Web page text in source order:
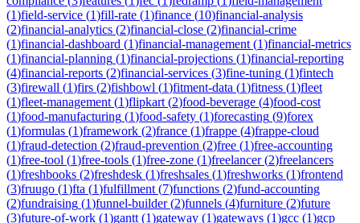
(1)field-service (1)fill-rate (1)finance (10)financial-analysis
(2)financial-analytics (2)financial-close (2)financial-crime
(1)financial-dashboard (1)financial-management (1)financial-metrics
(1)financial-planning (1)financial-projections (1)financial-reporting
(4)financial-reports (2)financial-services (3)fine-tuning (1)fintech
(3)firewall (1)firs (2)fishbowl (1)fitment-data (1)fitness (1)fleet
(1)fleet-management (1)flipkart (2)food-beverage (4)food-cost
(1)food-manufacturing (1)food-safety (1)forecasting (9)forex
(1)formulas (1)framework (2)france (1)frappe (4)frappe-cloud
(1)fraud-detection (2)fraud-prevention (2)free (1)free-accounting
(1)free-tool (1)free-tools (1)free-zone (1)freelancer(2)freelancers
(1)freshbooks (2)freshdesk (1)freshsales (1)freshworks (1)frontend
(3)fruugo (1)fta (1)fulfillment (7)functions (2)fund-accounting
(2)fundraising (1)funnel-builder(2)funnels (4)furniture (2)future
(3)future-of-work (1)gantt (1)gateway (1)gateways (1)gcc (1)gcp